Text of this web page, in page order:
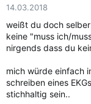
14.03.2018
weißt du doch
keine "muss ich/
nirgends dass du
mich würde einfach
schreiben eines
stichhaltig sein..